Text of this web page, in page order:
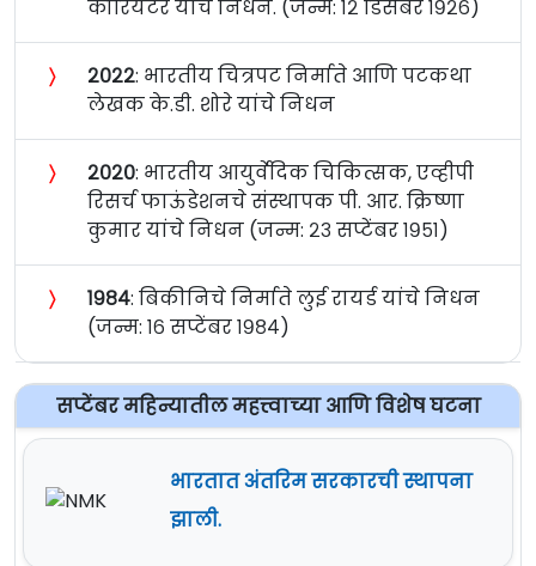
कोरियटर यांचे निधन. (जन्म: १२ डिसेंबर १९२६)
〉 २०२२: भारतीय चित्रपट निर्माते आणि पटकथा
लेखक के.डी. शोरे यांचे निधन
〉 २०२०: भारतीय आयुर्वेदिक चिकित्सक, एव्हीपी
रिसर्च फाऊंडेशनचे संस्थापक पी. आर. क्रिष्णा
कुमार यांचे निधन (जन्म: २३ सप्टेंबर १९५१)
〉 १९८४: बिकीनिचे निर्माते लुई रायर्ड यांचे निधन
(जन्म: १६ सप्टेंबर १९८४)
सप्टेंबर महिन्यातील महत्त्वाच्या आणि विशेष घटना
भारतात अंतरिम सरकारची स्थापना
झाली.